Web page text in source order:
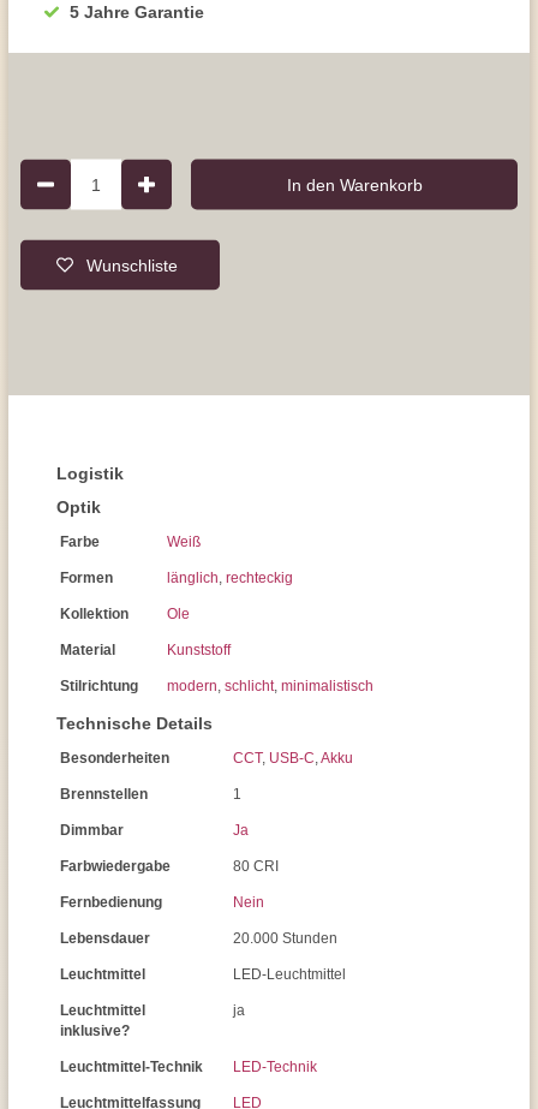
5 Jahre Garantie
1 In den Warenkorb
Wunschliste
Logistik
Optik
Farbe Weiß
Formen länglich, rechteckig
Kollektion Ole
Material Kunststoff
Stilrichtung modern, schlicht, minimalistisch
Technische Details
Besonderheiten CCT, USB-C,Akku
Brennstellen 1
Dimmbar Ja
Farbwiedergabe 80 CRI
Fernbedienung Nein
Lebensdauer 20.000 Stunden
Leuchtmittel LED-Leuchtmittel
Leuchtmittel
inklusive?
ja
Leuchtmittel-Technik LED-Technik
Leuchtmittelfassung LED